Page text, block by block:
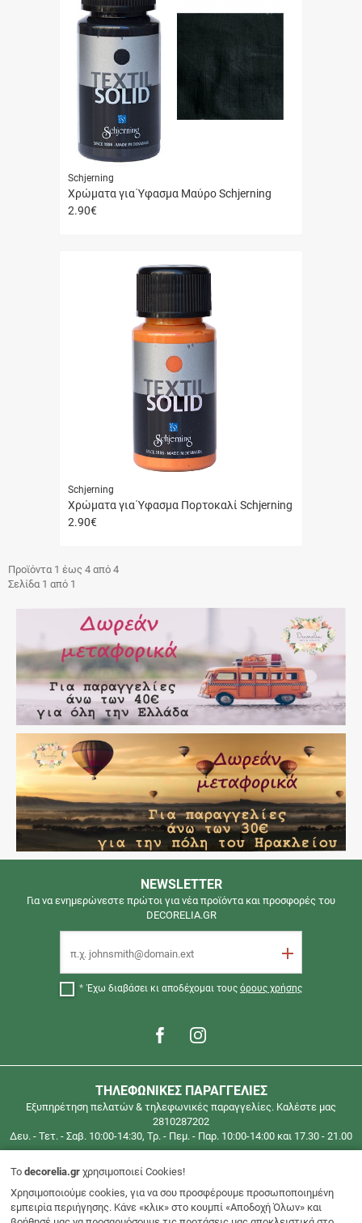
Schjerning
Χρώματα για Ύφασμα Μαύρο Schjerning
2.90€
Schjerning
Χρώματα για Ύφασμα Πορτοκαλί Schjerning
2.90€
Προϊόντα 1 έως 4 από 4
Σελίδα 1 από 1
ΜΕΤΑΦΟΡΙΚΑ
ΠΑΡΑΓΓΕΛΙΕΣ
ΓΙΑ
ΕΛΛΑΔΑ
Τηλεφωνικές
2810287202
NEWSLETTER
Για να ενημερώνεστε πρώτοι για νέα προϊόντα και προσφορές του
DECORELIA.GR
Εγγραφή
Έχω διαβάσει κι αποδέχομαι τους όρους χρήσης
ΤΗΛΕΦΩΝΙΚΕΣ ΠΑΡΑΓΓΕΛΙΕΣ
Εξυπηρέτηση πελατών & τηλεφωνικές παραγγελίες. Καλέστε μας
2810287202
Δευ. - Τετ. - Σαβ. 10:00-14:30, Τρ. - Πεμ. - Παρ. 10:00-14:00 και 17.30 - 21.00
Περιοχή μελών
To decorelia.gr χρησιμοποιεί Cookies!
Χρησιμοποιούμε cookies, για να σου προσφέρουμε προσωποποιημένη
εμπειρία περιήγησης. Κάνε «κλικ» στο κουμπί «Αποδοχή Όλων» και